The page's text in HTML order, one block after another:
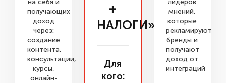
на себя и
получающих
доход
через:
создание
контента,
консультации,
курсы,
онлайн-
+
НАЛОГИ»
Для
кого:
лидеров
мнений,
которые
рекламируют
бренды и
получают
доход от
интеграций